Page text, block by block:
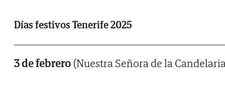
Días festivos Tenerife 2025
3 de febrero (Nuestra Señora de la